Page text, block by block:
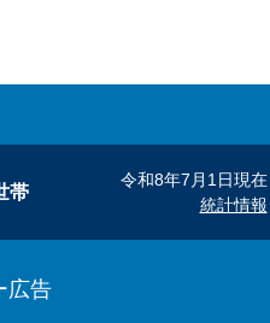
帯
令和8年7月1日現在
統計情報
広告